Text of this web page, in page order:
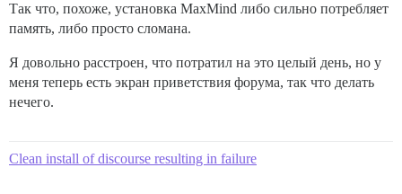
Так что, похоже, установка MaxMind либо сильно потребляет
память, либо просто сломана.
Я довольно расстроен, что потратил на это целый день, но у
меня теперь есть экран приветствия форума, так что делать
нечего.
Clean install of discourse resulting in failure